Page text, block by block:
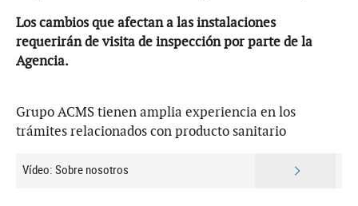
Los cambios que afectan a las instalaciones
requerirán de visita de inspección por parte de la
Agencia.
Grupo ACMS tienen amplia experiencia en los
trámites relacionados con producto sanitario
Vídeo: Sobre nosotros